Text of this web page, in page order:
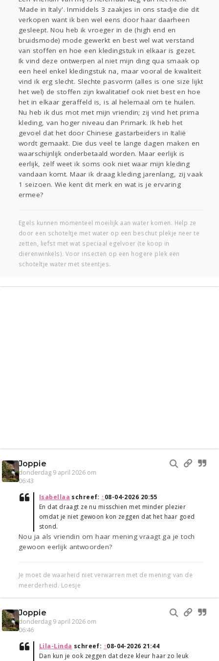
Contact Viva zoekt
Gevraagd
Horen Doen
Zien
Lezen
'Made in Italy'. Inmiddels 3 zaakjes in ons stadje die dit
verkopen want ik ben wel eens door haar daarheen
gesleept. Nou heb ik vroeger in de (high end en
bruidsmode) mode gewerkt en best wel wat verstand
van stoffen en hoe een kledingstuk in elkaar is gezet.
Ik vind deze ontwerpen al niet mijn ding qua smaak op
een heel enkel kledingstuk na, maar vooral de kwaliteit
vind ik erg slecht. Slechte pasvorm (alles is one size lijkt
het wel) de stoffen zijn kwalitatief ook niet best en hoe
het in elkaar geraffeld is, is al helemaal om te huilen.
Nu heb ik dus mot met mijn vriendin; zij vind het prima
kleding, van hoger niveau dan Primark. Ik heb het
gevoel dat het door Chinese gastarbeiders in Italië
wordt gemaakt. Die dus veel te lange dagen maken en
waarschijnlijk onderbetaald worden. Maar eerlijk is
eerlijk, zelf weet ik soms ook niet waar mijn kleding
vandaan komt. Maar ik draag kleding jarenlang, zij vaak
1 seizoen. Wie kent dit merk en wat is je ervaring
ermee?
Egels kunnen momenteel moeilijk aan water komen. Help ze
door een schoteltje met water op een beschut plekje neer te
zetten, liefst met wat speciaal egelvoer (te koop in
dierenwinkels). Voor insecten op een hogere plek een
schoteltje water met steentjes.
Joppie
donderdag 9 april 2026 om
06:43
Isabellaa schreef: ↑08-04-2026 20:55
En dat draagt ze nu misschien met minder plezier
omdat je niet gewoon kon zeggen dat het haar goed
stond.
Nou ja als vriendin om haar mening vraagt ga je toch
gewoon eerlijk antwoorden?
Je moet de waarheid niet verwarren met de mening van de
meerderheid. Loesje
Joppie
donderdag 9 april 2026 om
06:46
Lila-Linda schreef: ↑08-04-2026 21:44
Dan kun je ook zeggen dat deze kleur haar zo leuk